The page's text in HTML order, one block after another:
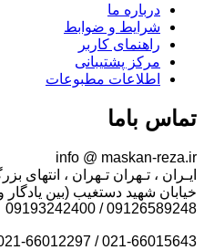
درباره ما
شرایط و ضوابط
راهنمای کاربر
مرکز پشتیبانی
اطلاعات مطبوعات
تماس باما
info @ maskan-reza.ir
ایـران ، تـهران تـهران ، انتهای
خیابان شهید دستغیب (بین یادگار و
09126589248 / 09193242400
021-66015643 / 021-66012297